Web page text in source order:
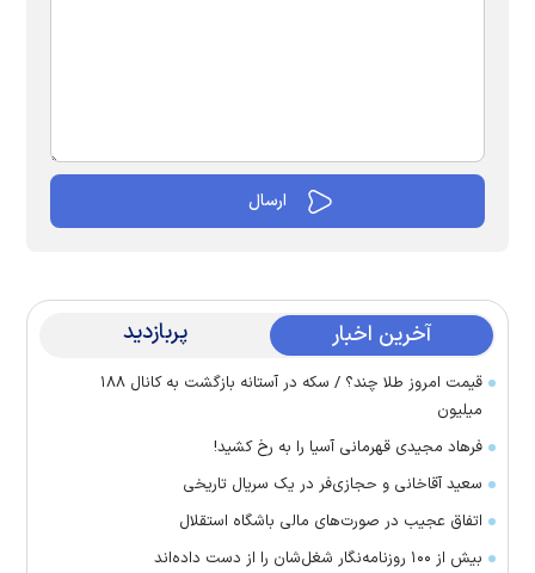
آخرین اخبار پربازدید
قیمت امروز طلا چند؟ / سکه در آستانه بازگشت به کانال ۱۸۸
میلیون
فرهاد مجیدی قهرمانی آسیا را به رخ کشید!
سعید آقاخانی و حجازی‌فر در یک سریال تاریخی
اتفاق عجیب در صورت‌های مالی باشگاه استقلال
بیش از ۱۰۰ روزنامه‌نگار شغل‌شان را از دست داده‌اند